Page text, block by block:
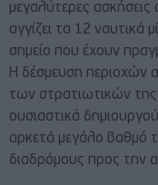
μεγαλύτερες ασκήσεις
αγγίζει τα 12 ναυτικά
σημείο που έχουν
Η δέσμευση περιοχών
των στρατιωτικών της
ουσιαστικά
αρκετά μεγάλο βαθμό
διαδρόμους προς την